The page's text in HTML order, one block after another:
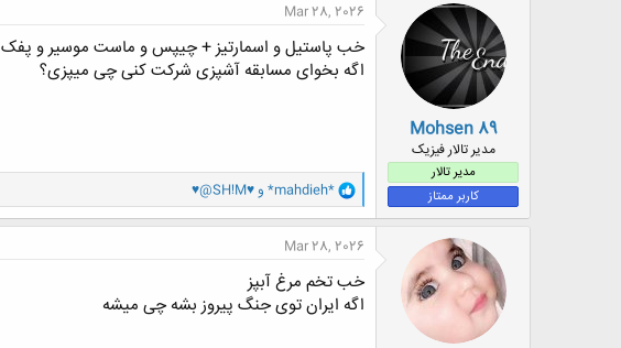
ن
ش
ه
:
Mohsen 89
مدیر تالار فیزیک
مدیر تالار
کاربر ممتاز
Mar 28, 2026
خب پاستیل و اسمارتیز + چیپس و ماست موسیر و پفک
اگه بخوای مسابقه آشپزی شرکت کنی چی میپزی؟
و
ا
ک
ن
ش
ه
:
*mahdieh* و ♥@SH!M♥
Mar 28, 2026
خب تخم مرغ آبپز
اگه ایران توی جنگ پیروز بشه چی میشه